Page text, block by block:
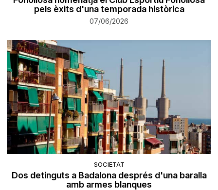
pels èxits d'una temporada històrica
07/06/2026
SOCIETAT
Dos detinguts a Badalona després d'una baralla
amb armes blanques